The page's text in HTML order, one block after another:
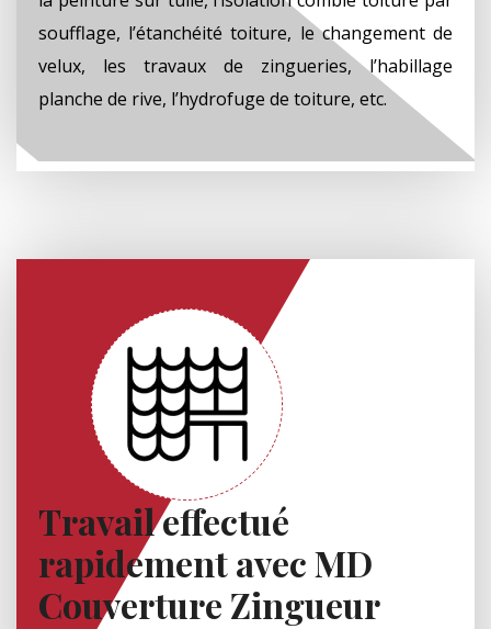
soufflage, l’étanchéité toiture, le changement de
velux, les travaux de zingueries, l’habillage
planche de rive, l’hydrofuge de toiture, etc.
Travail effectué
rapidement avec MD
Couverture Zingueur